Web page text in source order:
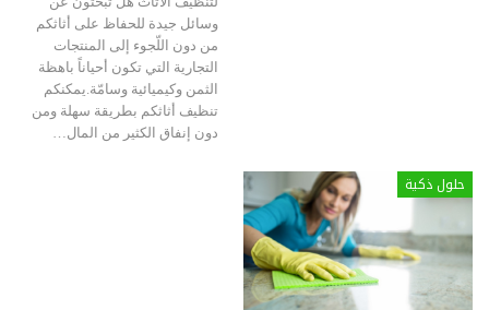
وسائل جيدة للحفاظ على أثاثكم
من دون اللّجوء إلى المنتجات
التجارية التي تكون أحياناً باهظة
الثمن وكيميائية وسامّة.يمكنكم
تنظيف أثاثكم بطريقة سهلة ومن
دون إنفاق الكثير من المال…
حلول ذكية